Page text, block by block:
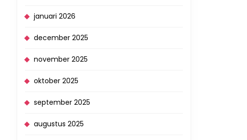
januari 2026
december 2025
november 2025
oktober 2025
september 2025
augustus 2025